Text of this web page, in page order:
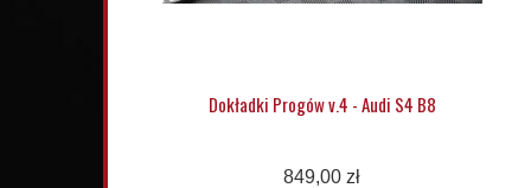
Dokładki Progów v.4 - Audi S4 B8
849,00 zł